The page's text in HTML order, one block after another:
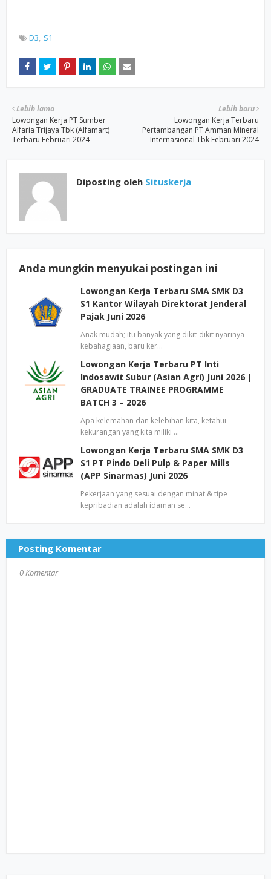
D3 S1
Lebih baru
Lowongan Kerja Terbaru
Pertambangan PT Amman Mineral
Internasional Tbk Februari 2024
Lebih lama
Lowongan Kerja PT Sumber
Alfaria Trijaya Tbk (Alfamart)
Terbaru Februari 2024
Diposting oleh Situskerja
Anda mungkin menyukai postingan ini
Lowongan Kerja Terbaru SMA SMK D3
S1 Kantor Wilayah Direktorat Jenderal
Pajak Juni 2026
Anak mudah; itu banyak yang dikit-dikit nyarinya
kebahagiaan, baru ker…
Lowongan Kerja Terbaru PT Inti
Indosawit Subur (Asian Agri) Juni 2026 |
GRADUATE TRAINEE PROGRAMME
BATCH 3 – 2026
Apa kelemahan dan kelebihan kita, ketahui
kekurangan yang kita miliki …
Lowongan Kerja Terbaru SMA SMK D3
S1 PT Pindo Deli Pulp & Paper Mills
(APP Sinarmas) Juni 2026
Pekerjaan yang sesuai dengan minat & tipe
kepribadian adalah idaman se…
Posting Komentar
0 Komentar